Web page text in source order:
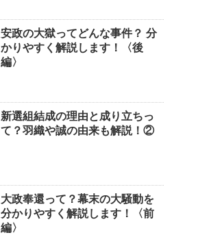
安政の大獄ってどんな事件？ 分
かりやすく解説します！〈後
編〉
新選組結成の理由と成り立ちっ
て？羽織や誠の由来も解説！②
大政奉還って？幕末の大騒動を
分かりやすく解説します！〈前
編〉